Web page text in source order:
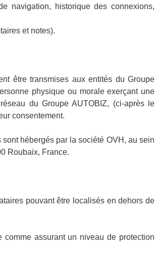
navigation, historique des connexions,
et notes).
être transmises aux entités du Groupe
physique ou morale exerçant une
du Groupe AUTOBIZ, (ci-après le
consentement.
hébergés par la société OVH, au sein
Roubaix, France.
pouvant être localisés en dehors de
assurant un niveau de protection